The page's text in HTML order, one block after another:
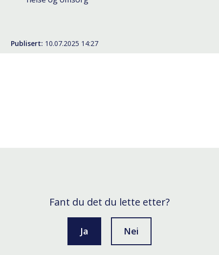
Publisert 10.07.2025 14:27
Fant du det du lette etter?
Ja Nei